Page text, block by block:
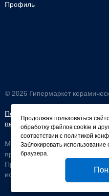
Профиль
© 2026 Гипермаркет
Политика обработки
персональных данных
Мы используем файлы cookie,
предоставить вам больше
Продолжая использовать сайт,
использования cookie.
Продолжая пользоваться
обработку файлов cookie и
соответствии сполитикой
Заблокировать
браузера.